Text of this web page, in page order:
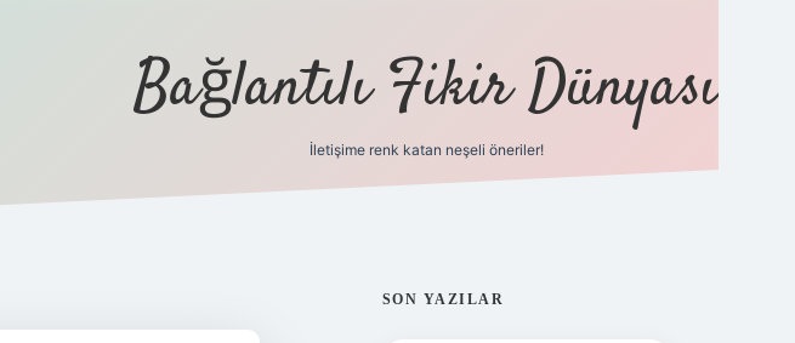
Bağlantılı Fikir Dünyası
İletişime renk katan neşeli öneriler!
SIDEBAR
SON YAZILAR